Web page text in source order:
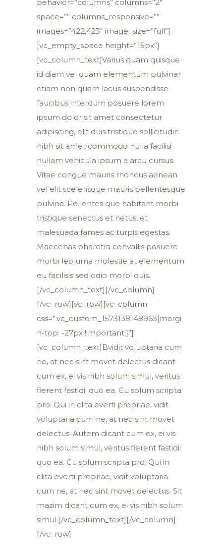
behavior=”columns” columns=”2″
space=”” columns_responsive=””
images=”422,423″ image_size=”full”]
[vc_empty_space height=”15px”]
[vc_column_text]Varius quam quisque
id diam vel quam elementum pulvinar
etiam non quam lacus suspendisse
faucibus interdum posuere lorem
ipsum dolor sit amet consectetur
adipiscing, elit duis tristique sollicitudin
nibh sit amet commodo nulla facilisi
nullam vehicula ipsum a arcu cursus.
Vitae congue mauris rhoncus aenean
vel elit scelerisque mauris pellentesque
pulvina. Pellentes que habitant morbi
tristique senectus et netus, et
malesuada fames ac turpis egestas.
Maecenas pharetra convallis posuere
morbi leo urna molestie at elementum
eu facilisis sed odio morbi quis.
[/vc_column_text][/vc_column]
[/vc_row][vc_row][vc_column
css=”.vc_custom_1573138148963{margi
n-top: -27px !important;}”]
[vc_column_text]Bvidit voluptaria cum
ne, at nec sint movet delectus dicant
cum ex, ei vis nibh solum simul, veritus
fierent fastidii quo ea. Cu solum scripta
pro. Qui in clita everti propriae, vidit
voluptaria cum ne, at nec sint movet
delectus. Autem dicant cum ex, ei vis
nibh solum simul, veritus fierent fastidii
quo ea. Cu solum scripta pro. Qui in
clita everti propriae, vidit voluptaria
cum ne, at nec sint movet delectus. Sit
mazim dicant cum ex, ei vis nibh solum
simul.[/vc_column_text][/vc_column]
[/vc_row]